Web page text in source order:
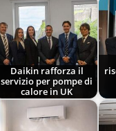
Daikin rafforza il
servizio per pompe di
calore in UK